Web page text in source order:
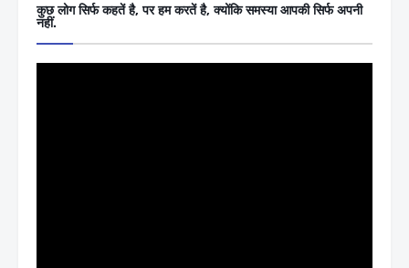
कुछ लोग सिर्फ कहतें है, पर हम करतें है, क्योंकि समस्या आपकी सिर्फ अपनी
नहीं.